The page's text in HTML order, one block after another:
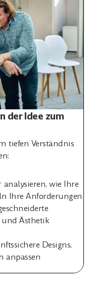
der Idee zum
tiefen Verständnis
analysieren, wie Ihre
Ihre Anforderungen
Ästhetik
Designs,
anpassen